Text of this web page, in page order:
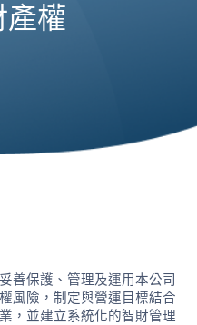
產權
善保護、管理及運用本公司
風險，制定與營運目標結合
，並建立系統化的智財管理